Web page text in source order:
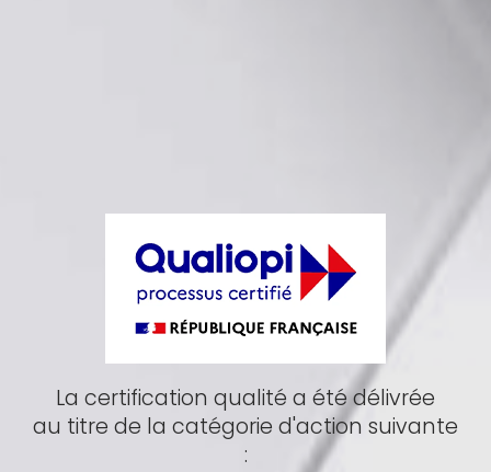
La certification qualité a été délivrée
au titre de la catégorie d'action suivante
: